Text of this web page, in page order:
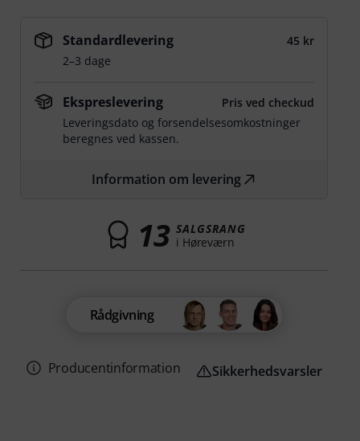
Standardlevering
45 kr
2–3 dage
Ekspreslevering
Pris ved checkud
Leveringsdato og forsendelsesomkostninger
beregnes ved kassen.
Information om levering
13 SALGSRANG
i Høreværn
Rådgivning
Producentinformation Sikkerhedsvarsler